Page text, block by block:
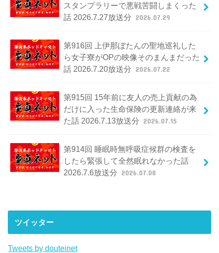
スタンプラリーで悪戦苦闘しまくった
話 2026.7.27放送分 2026.07.29
第916回 上伊那ぼたんの聖地巡礼した
ら女子寮がOPの映像そのまんまだった
話 2026.7.20放送分 2026.07.22
第915回 15年前に友人の売上貢献の為
だけに入った生命保険の更新連絡が来
た話 2026.7.13放送分 2026.07.15
第914回 睡眠時無呼吸症候群の検査を
したら緊張して全然眠れなかった話
2026.7.6放送分 2026.07.08
ツイッター
Tweets by douteinet